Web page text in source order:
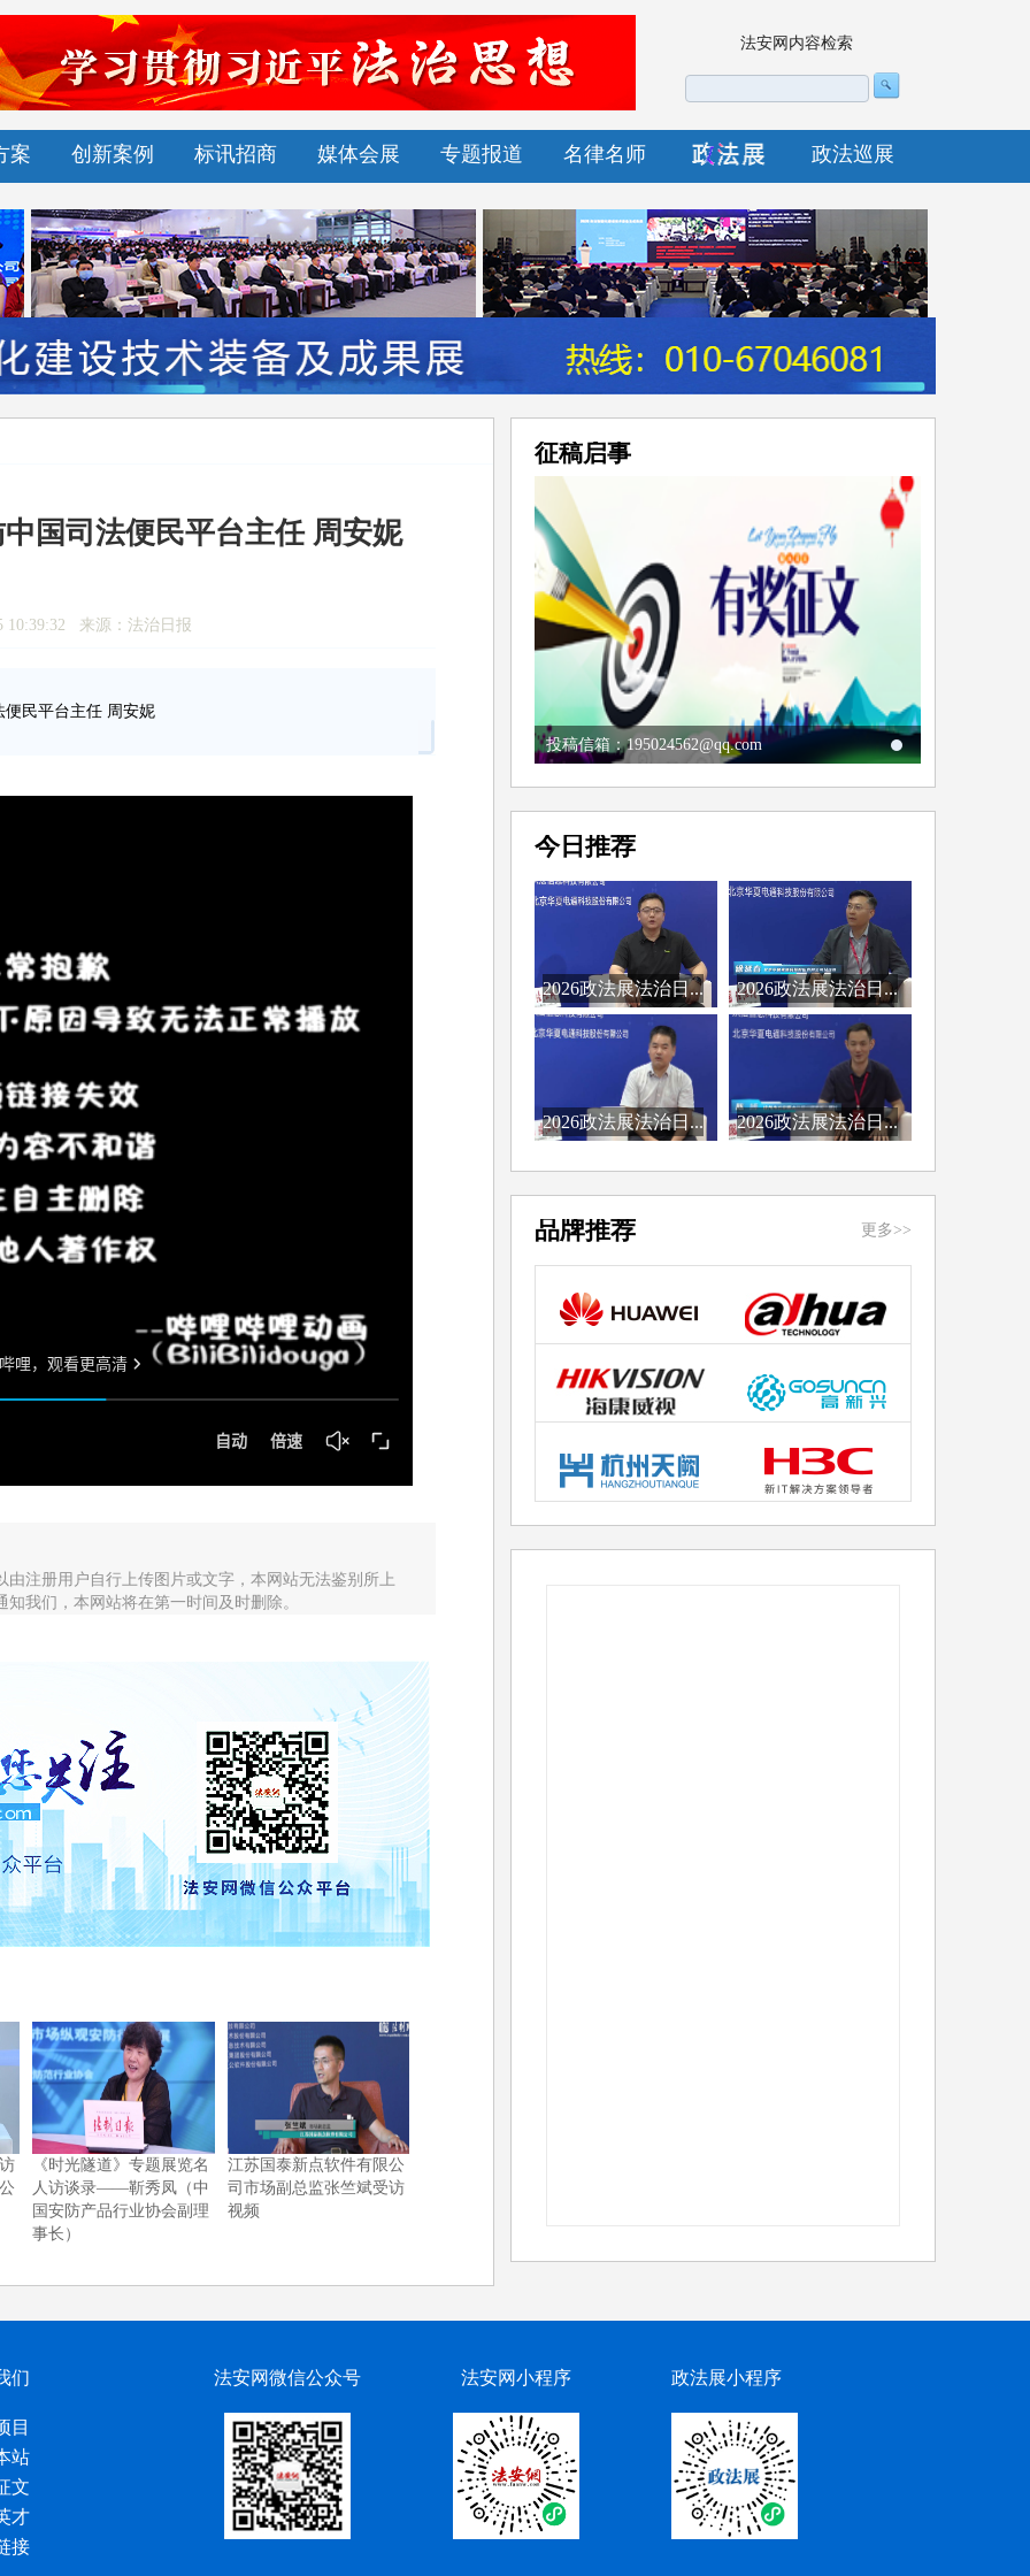
法安网内容检索
案 创新案例 标讯招商 媒体会展 专题报道 名律名师 政法巡展
国司法便民平台主任 周安妮
10:39:32 来源：法治日报
便民平台主任 周安妮
注册用户自行上传图片或文字，本网站无法鉴别所上
我们，本网站将在第一时间及时删除。
《时光隧道》专题展览名
人访谈录——靳秀凤（中
国安防产品行业协会副理
事长）
江苏国泰新点软件有限公
司市场副总监张竺斌受访
视频
征稿启事
投稿信箱：195024562@qq.com
今日推荐
2026政法展法治日... 2026政法展法治日...
2026政法展法治日... 2026政法展法治日...
品牌推荐 更多>>
们
目
站
文
才
接
法安网微信公众号 法安网小程序 政法展小程序